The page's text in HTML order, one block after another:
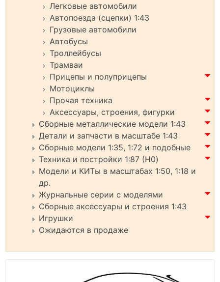
Легковые автомобили
Автопоезда (сцепки) 1:43
Грузовые автомобили
Автобусы
Троллейбусы
Трамваи
Прицепы и полуприцепы
Мотоциклы
Прочая техника
Аксессуары, строения, фигурки
Сборные металлические модели 1:43
Детали и запчасти в масштабе 1:43
Сборные модели 1:35, 1:72 и подобные
Техника и постройки 1:87 (H0)
Модели и КИТы в масштабах 1:50, 1:18 и
др.
Журнальные серии с моделями
Сборные аксессуары и строения 1:43
Игрушки
Ожидаются в продаже